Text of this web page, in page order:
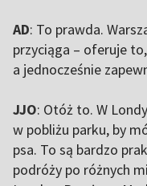
AD: To prawda.
przyciąga – oferuje
a jednocześnie
JJO: Otóż to. W
w pobliżu parku, by
psa. To są bardzo
podróży po różnych